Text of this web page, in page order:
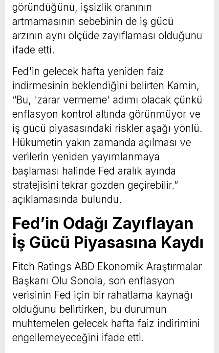
göründüğünü, işsizlik oranının
artmamasının sebebinin de iş gücü
arzının aynı ölçüde zayıflaması olduğunu
ifade etti.
Fed'in gelecek hafta yeniden faiz
indirmesinin beklendiğini belirten Kamin,
“Bu, 'zarar vermeme' adımı olacak çünkü
enflasyon kontrol altında görünmüyor ve
iş gücü piyasasındaki riskler aşağı yönlü.
Hükümetin yakın zamanda açılması ve
verilerin yeniden yayımlanmaya
başlaması halinde Fed aralık ayında
stratejisini tekrar gözden geçirebilir.”
açıklamasında bulundu.
Fed’in Odağı Zayıflayan
İş Gücü Piyasasına Kaydı
Fitch Ratings ABD Ekonomik Araştırmalar
Başkanı Olu Sonola, son enflasyon
verisinin Fed için bir rahatlama kaynağı
olduğunu belirtirken, bu durumun
muhtemelen gelecek hafta faiz indirimini
engellemeyeceğini ifade etti.